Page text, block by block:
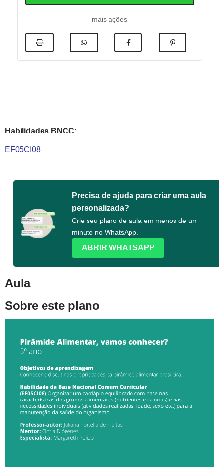
mais ações
Habilidades BNCC:
EF05CI08
Precisa de ajuda para criar uma aula
personalizada?
Crie seu plano de aula em menos de um
minuto no WhatsApp.
ABRIR WHATSAPP
Aula
Sobre este plano